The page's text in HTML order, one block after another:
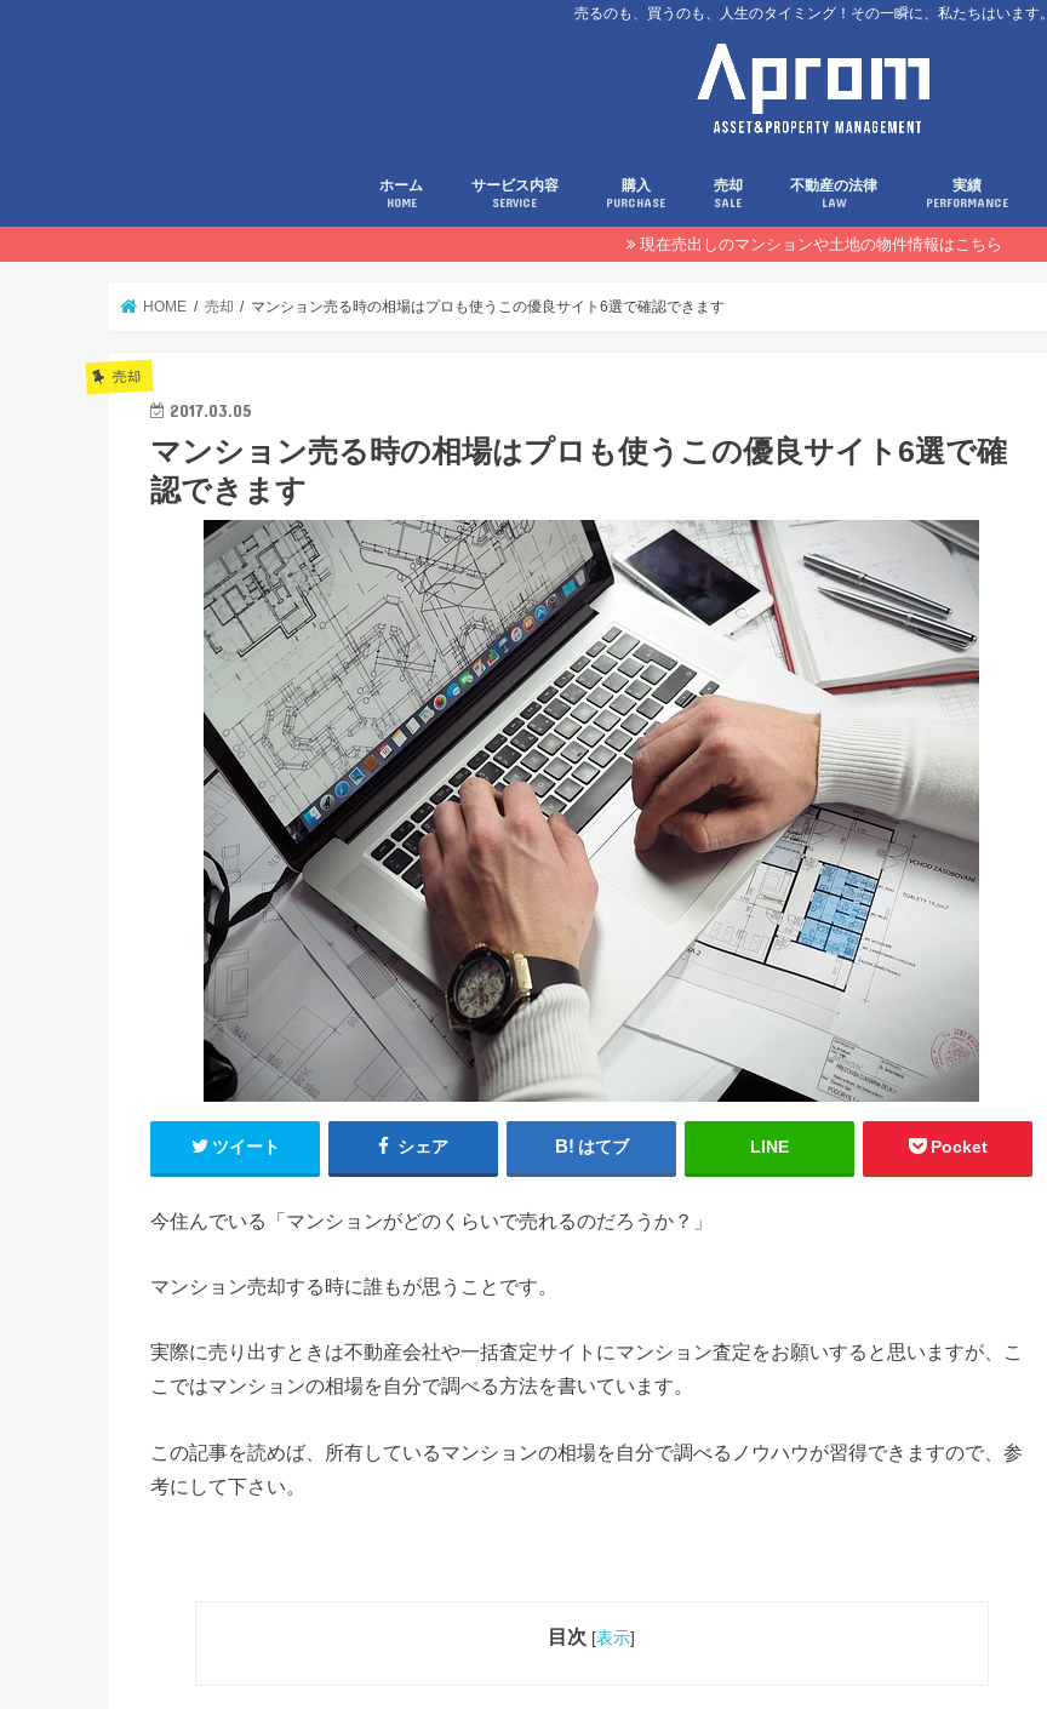
売るのも、買うのも、人生のタイミング！その一瞬に、私たちはいます。
ホーム
HOME
サービス内容
SERVICE
購入
PURCHASE
売却
SALE
不動産の法律
LAW
実績
PERFORMANCE
現在売出しのマンションや土地の物件情報はこちら
HOME 売却 マンション売る時の相場はプロも使うこの優良サイト6選で確認できます
売却
2017.03.05
マンション売る時の相場はプロも使うこの優良サイト6選で確
認できます
ツイート シェア はてブ LINE Pocket
今住んでいる「マンションがどのくらいで売れるのだろうか？」
マンション売却する時に誰もが思うことです。
実際に売り出すときは不動産会社や一括査定サイトにマンション査定をお願いすると思いますが、こ
こではマンションの相場を自分で調べる方法を書いています。
この記事を読めば、所有しているマンションの相場を自分で調べるノウハウが習得できますので、参
考にして下さい。
目次 [表示]